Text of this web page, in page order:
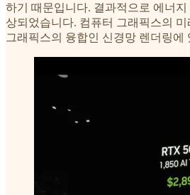
하기 때문입니다. 결과적으로 에너
상되었습니다. 컴퓨터 그래픽스의
그래픽스의 융합인 신경망 렌더링에